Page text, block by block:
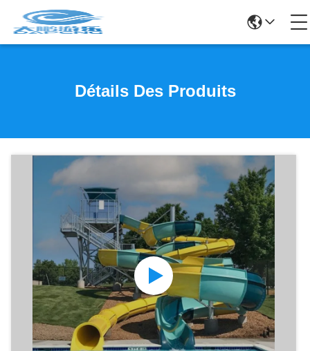
Détails Des Produits